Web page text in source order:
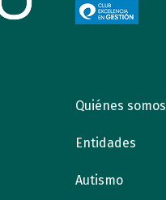
Quiénes somos
Entidades
Autismo